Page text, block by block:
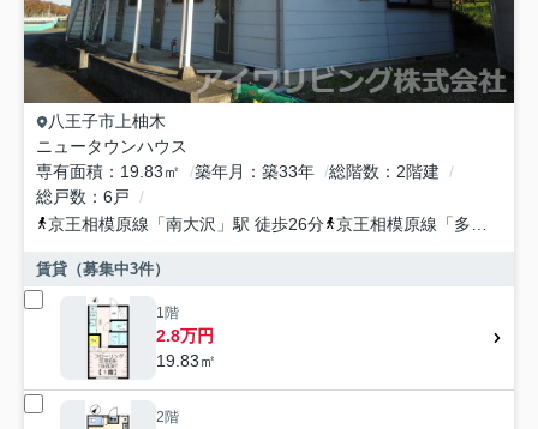
八王子市 上柚木
ニュータウンハウス
専有面積
19.83㎡ 築年月 築33年 総階数
2階建
総戸数
6戸
京王相模原線 「南大沢 」駅 徒歩26分 京王相模原線 「多摩境
賃貸（募集中3件）
1階
2.8万円
19.83㎡
2階